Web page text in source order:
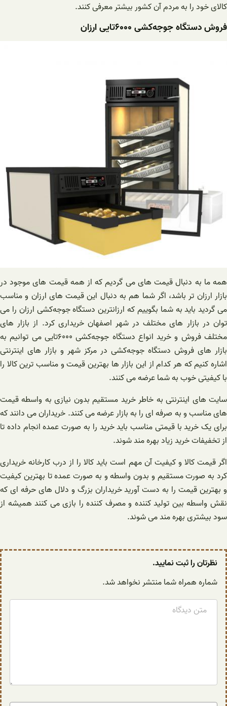
کالای خود را به مردم آن کشور بیشتر معرفی کنند.
فروش دستگاه ‌جوجه‌کشی ۶۰۰۰تایی ارزان
همه ما به دنبال قیمت های می گردیم که از همه قیمت های موجود در
بازار ارزان تر باشد، اگر شما هم به دنبال این قیمت های ارزان و مناسب
می گردید باید به شما بگوییم که ارزانترین دستگاه ‌جوجه‌کشی ارزان را می
توان در بازار های مختلف در شهر اصفهان خریداری کرد. از بازار های
مختلف فروش و خرید انواع دستگاه ‌جوجه‌کشی ۶۰۰۰تایی می توانیم به
بازار های فروش دستگاه ‌جوجه‌کشی در مرکز شهر و بازار های اینترنتی
اشاره کنیم که هر کدام از این بازار ها بهترین قیمت و مناسب ترین کالا را
با کیفیتی خوب به شما عرضه می کنند.
سایت های اینترنتی به خاطر خرید مستقیم بدون نیازی به واسطه قیمت
های مناسب و به صرفه ای را به بازار عرضه می کنند. خریداران می دانند که
برای یک خرید با قیمتی مناسب باید خرید را به صورت عمده انجام داده تا
از تخفیفات خرید زیاد بهره مند شوند.
اگر قیمت کالا و کیفیت آن مهم است باید کالا را از درب کارخانه خریداری
کرد به صورت مستقیم و بدون واسطه و به صورت عمده تا بهترین کیفیت
و بهترین قیمت را به دست آورید خریداران بزرگ و دلال های حرفه ای که
نقش واسطه بین تولید کننده و مصرف کننده را بازی می کنند همیشه از
سود بیشتری بهره مند می شوند.
نظرتان را ثبت نمایید.
شماره همراه شما منتشر نخواهد شد.